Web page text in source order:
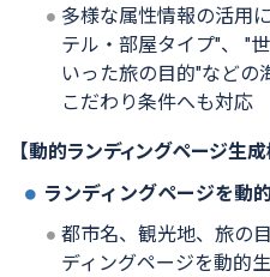
多様な属性情報の活用に
テル・部屋タイプ"、 "
いった旅の目的"などの
こだわり条件へも対応
【動的ランディングページ生
ランディングページを動
都市名、観光地、旅の
ディングページを動的